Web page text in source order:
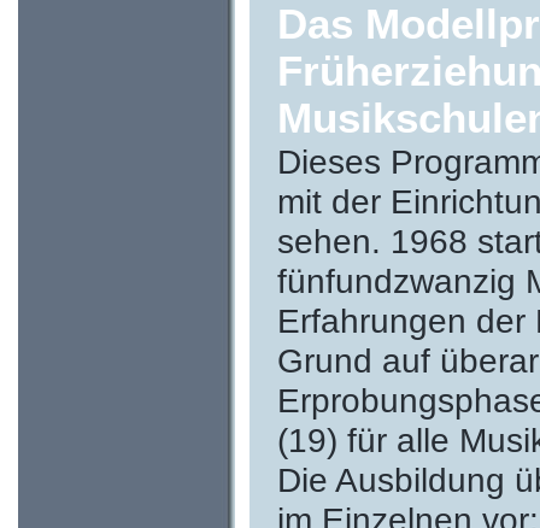
Das
Dieses
mit der
sehen. 1968
fünfundzwanzig
Erfahrungen
Grund auf
(19) für alle
Die Ausbildung
im Einzelnen